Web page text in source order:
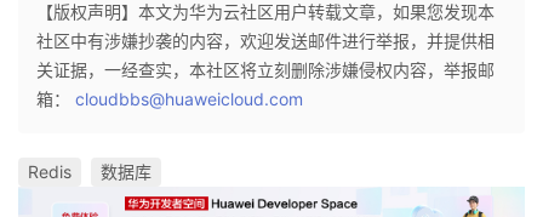
程
认
证
的
实
我
的
支
持
声
建
【版权声明】本文为华为云社区用户转载文章，如果您发现本
社区中有涉嫌抄袭的内容，欢迎发送邮件进行举报，并提供相
关证据，一经查实，本社区将立刻删除涉嫌侵权内容，举报邮
箱： cloudbbs@huaweicloud.com
Redis 数据库